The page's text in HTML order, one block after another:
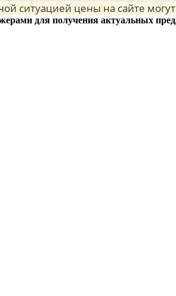
ситуацией цены на сайте могут
для получения актуальных